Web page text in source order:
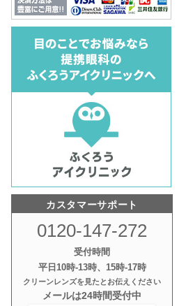
カスタマーサポート
0120-147-272
受付時間
平日10時‐13時、15時‐17時
クリーンレンズを見たとお伝えください
メールは24時間受付中